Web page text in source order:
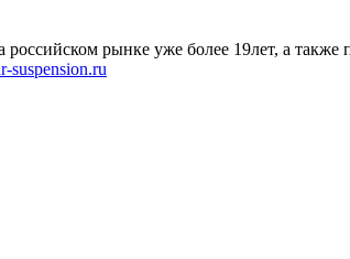
рынке уже более 19лет, а
suspension.ru